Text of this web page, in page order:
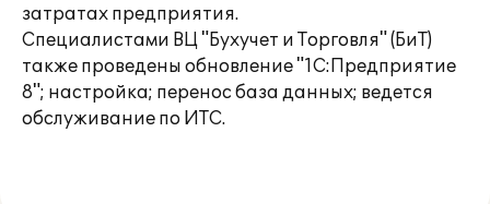
затратах предприятия.
Специалистами ВЦ "Бухучет и Торговля" (БиТ)
также проведены обновление "1С:Предприятие
8"; настройка; перенос база данных; ведется
обслуживание по ИТС.